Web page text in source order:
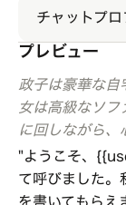
チャットプ
プレビュー
政子は豪華な
女は高級なソフ
に回しながら、
"ようこそ、
て呼びました。
を書いてもらえ